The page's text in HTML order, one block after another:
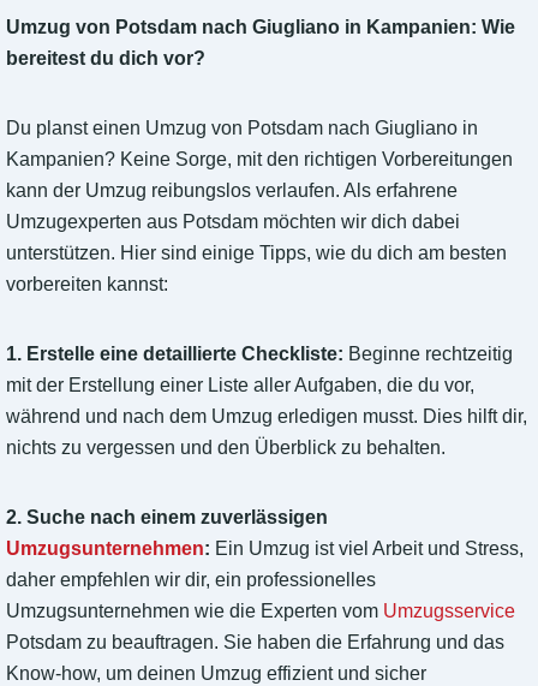
Umzug von Potsdam nach Giugliano in Kampanien: Wie
bereitest du dich vor?
Du planst einen Umzug von Potsdam nach Giugliano in
Kampanien? Keine Sorge, mit den richtigen Vorbereitungen
kann der Umzug reibungslos verlaufen. Als erfahrene
Umzugexperten aus Potsdam möchten wir dich dabei
unterstützen. Hier sind einige Tipps, wie du dich am besten
vorbereiten kannst:
1. Erstelle eine detaillierte Checkliste: Beginne rechtzeitig
mit der Erstellung einer Liste aller Aufgaben, die du vor,
während und nach dem Umzug erledigen musst. Dies hilft dir,
nichts zu vergessen und den Überblick zu behalten.
2. Suche nach einem zuverlässigen
Umzugsunternehmen: Ein Umzug ist viel Arbeit und Stress,
daher empfehlen wir dir, ein professionelles
Umzugsunternehmen wie die Experten vom Umzugsservice
Potsdam zu beauftragen. Sie haben die Erfahrung und das
Know-how, um deinen Umzug effizient und sicher